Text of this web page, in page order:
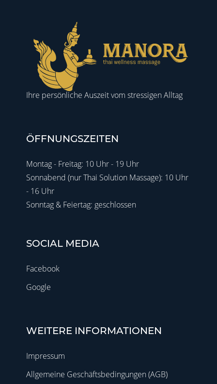
Ihre persönliche Auszeit vom stressigen Alltag
ÖFFNUNGSZEITEN
Montag - Freitag: 10 Uhr - 19 Uhr
Sonnabend (nur Thai Solution Massage): 10 Uhr
- 16 Uhr
Sonntag & Feiertag: geschlossen
SOCIAL MEDIA
Facebook
Google
WEITERE INFORMATIONEN
Impressum
Allgemeine Geschäftsbedingungen (AGB)